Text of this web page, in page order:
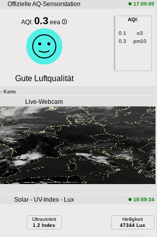
Offizielle AQ-Sensorstation 17:00:00
AQI:0.3 eea AQI:
0.1
o3
0.3
pm10
Gute Luftqualität
- Karte
Live-Webcam
Solar - UV-Index - Lux 18:09:34
Ultraviolett
1.2 Index
Helligkeit
47344 Lux